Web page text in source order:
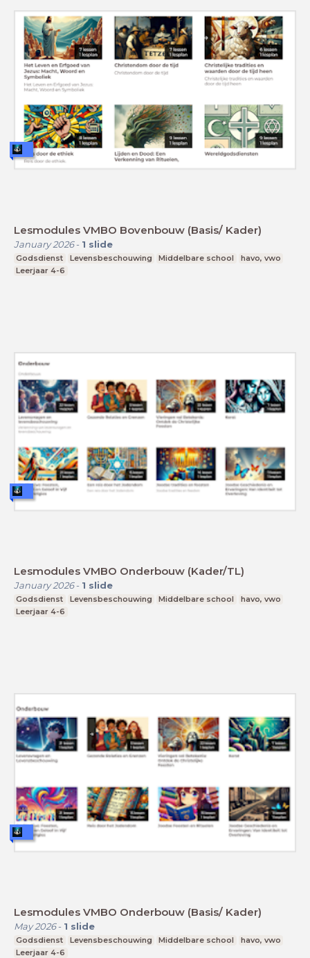
Lesmodules VMBO Bovenbouw (Basis/ Kader)
January 2026- 1 slide
Godsdienst Levensbeschouwing Middelbare school
havo, vwo
Leerjaar 4-6
Lesmodules VMBO Onderbouw (Kader/TL)
January 2026- 1 slide
Godsdienst Levensbeschouwing Middelbare school
havo, vwo
Leerjaar 4-6
Lesmodules VMBO Onderbouw (Basis/ Kader)
May 2026- 1 slide
Godsdienst Levensbeschouwing Middelbare school
havo, vwo
Leerjaar 4-6